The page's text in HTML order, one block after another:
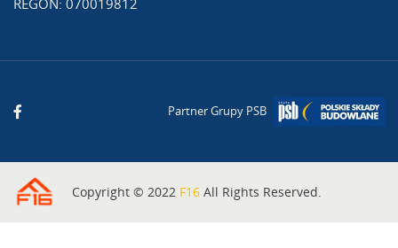
Partner Grupy PSB
Copyright © 2022 F16 All Rights Reserved.